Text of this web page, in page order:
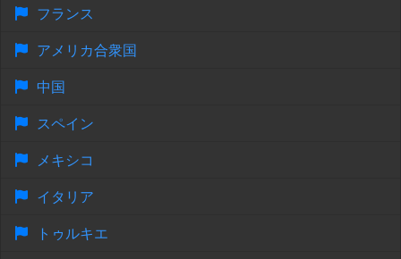
フランス
アメリカ合衆国
中国
スペイン
メキシコ
イタリア
トゥルキエ